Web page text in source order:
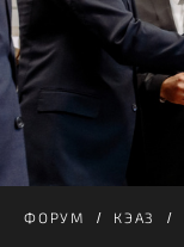
ФОРУМ КЭАЗ